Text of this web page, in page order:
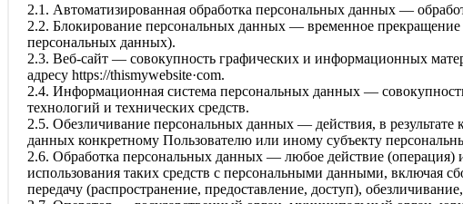
2.1. Автоматизированная обработка персональных данных —
2.2. Блокирование персональных данных — временное прекращение
персональных данных).
2.3. Веб-сайт — совокупность графических и информационных
адресу httpsː//thismywebsite·com.
2.4. Информационная система персональных данных —
технологий и технических средств.
2.5. Обезличивание персональных данных — действия, в
данных конкретному Пользователю или иному субъекту
2.6. Обработка персональных данных — любое действие (операция)
использования таких средств с персональными данными, включая
передачу (распространение, предоставление, доступ),